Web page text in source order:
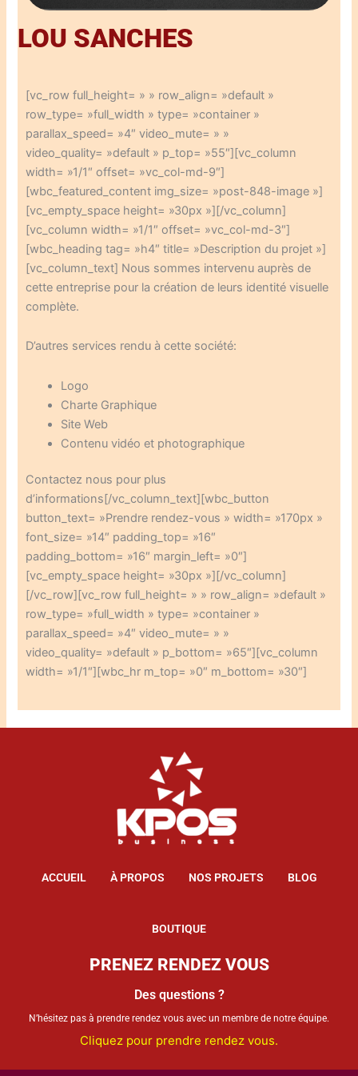
LOU SANCHES
[vc_row full_height= » » row_align= »default »
row_type= »full_width » type= »container »
parallax_speed= »4″ video_mute= » »
video_quality= »default » p_top= »55″][vc_column
width= »1/1″ offset= »vc_col-md-9″]
[wbc_featured_content img_size= »post-848-image »]
[vc_empty_space height= »30px »][/vc_column]
[vc_column width= »1/1″ offset= »vc_col-md-3″]
[wbc_heading tag= »h4″ title= »Description du projet »]
[vc_column_text] Nous sommes intervenu auprès de
cette entreprise pour la création de leurs identité visuelle
complète.
D’autres services rendu à cette société:
Logo
Charte Graphique
Site Web
Contenu vidéo et photographique
Contactez nous pour plus
d’informations[/vc_column_text][wbc_button
button_text= »Prendre rendez-vous » width= »170px »
font_size= »14″ padding_top= »16″
padding_bottom= »16″ margin_left= »0″]
[vc_empty_space height= »30px »][/vc_column]
[/vc_row][vc_row full_height= » » row_align= »default »
row_type= »full_width » type= »container »
parallax_speed= »4″ video_mute= » »
video_quality= »default » p_bottom= »65″][vc_column
width= »1/1″][wbc_hr m_top= »0″ m_bottom= »30″]
ACCUEIL À PROPOS NOS PROJETS BLOG
BOUTIQUE
PRENEZ RENDEZ VOUS
Des questions ?
N’hésitez pas à prendre rendez vous avec un membre de notre équipe.
Cliquez pour prendre rendez vous.